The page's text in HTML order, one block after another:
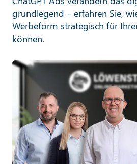
grundlegend – erfahren Sie,
Werbeform strategisch für
können.